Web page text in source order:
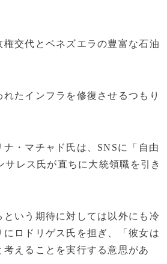
交代とベネズエラの豊富な石油
たインフラを修復させるつもり
・マチャド氏は、SNSに「自由
レス氏が直ちに大統領職を引き
いう期待に対しては以外にも冷
ロドリゲス氏を担ぎ、「彼女は
えることを実行する意思があ